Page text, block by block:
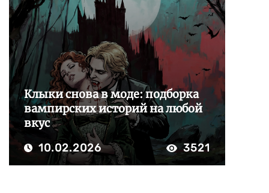
Клыки снова в моде: подборка
вампирских историй на любой
вкус
10.02.2026 3521